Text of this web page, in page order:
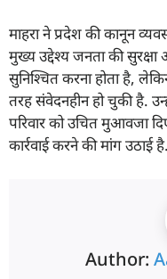
माहरा ने प्रदेश की कानून
मुख्य उद्देश्य जनता की सुरक्षा
सुनिश्चित करना होता है,
तरह संवेदनहीन हो चुकी है.
परिवार को उचित मुआवजा
कार्रवाई करने की मांग उठाई है.
Author: